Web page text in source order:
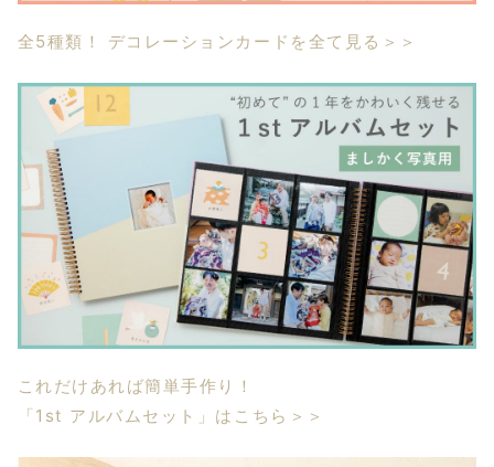
全5種類！ デコレーションカードを全て見る＞＞
これだけあれば簡単手作り！
「1st アルバムセット」はこちら＞＞